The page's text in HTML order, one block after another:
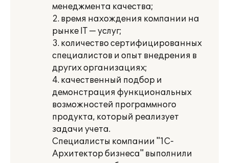
менеджмента качества;
2. время нахождения компании на
рынке IT — услуг;
3. количество сертифицированных
специалистов и опыт внедрения в
других организациях;
4. качественный подбор и
демонстрация функциональных
возможностей программного
продукта, который реализует
задачи учета.
Специалисты компании "1С-
Архитектор бизнеса" выполнили